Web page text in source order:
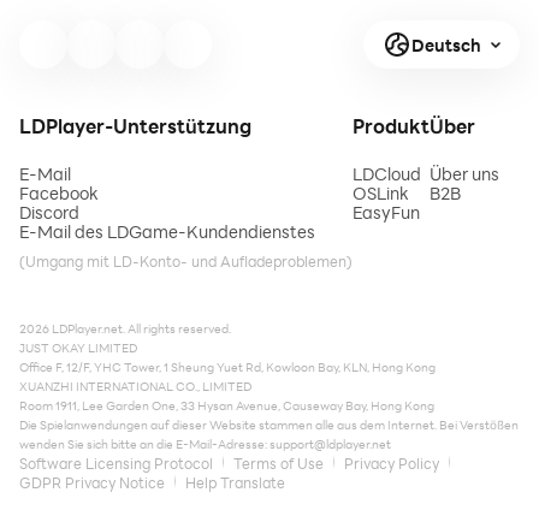
Deutsch
LDPlayer-Unterstützung
E-Mail
Facebook
Discord
E-Mail des LDGame-Kundendienstes
(Umgang mit LD-Konto- und Aufladeproblemen)
Produkt
LDCloud
OSLink
EasyFun
Über
Über uns
B2B
2026 LDPlayer.net. All rights reserved.
JUST OKAY LIMITED
Office F, 12/F, YHC Tower, 1 Sheung Yuet Rd, Kowloon Bay, KLN, Hong Kong
XUANZHI INTERNATIONAL CO., LIMITED
Room 1911, Lee Garden One, 33 Hysan Avenue, Causeway Bay, Hong Kong
Die Spielanwendungen auf dieser Website stammen alle aus dem Internet. Bei Verstößen
wenden Sie sich bitte an die E-Mail-Adresse:support@ldplayer.net
Software Licensing Protocol Terms of Use
Privacy Policy
GDPR Privacy Notice
Help Translate